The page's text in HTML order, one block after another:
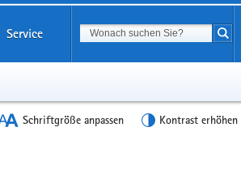
Service
Schriftgröße anpassen Kontrast erhöhen